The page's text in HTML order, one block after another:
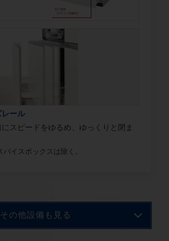
レール
スピードをゆるめ、ゆっくりと閉ま
イスボックスは除く。
その他設備も見る